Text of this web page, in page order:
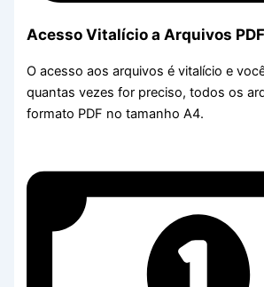
Acesso Vitalício a Arquivos PDF
O acesso aos arquivos é vitalício e
quantas vezes for preciso, todos os
formato PDF no tamanho A4.